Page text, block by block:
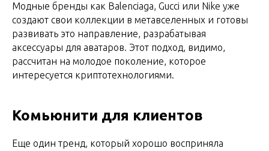
Модные бренды как Balenciaga, Gucci или Nike уже
создают свои коллекции в метавселенных и готовы
развивать это направление, разрабатывая
аксессуары для аватаров. Этот подход, видимо,
рассчитан на молодое поколение, которое
интересуется криптотехнологиями.
Комьюнити для клиентов
Еще один тренд, который хорошо восприняла